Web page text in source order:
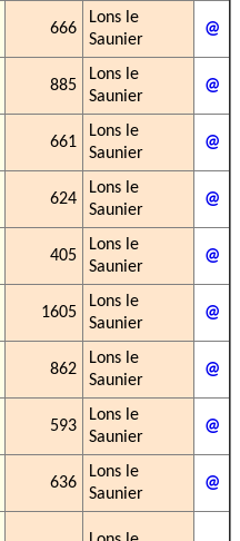
666
Lons le
Saunier
@
885
Lons le
Saunier
@
661
Lons le
Saunier
@
624
Lons le
Saunier
@
405
Lons le
Saunier
@
1605
Lons le
Saunier
@
862
Lons le
Saunier
@
593
Lons le
Saunier
@
636
Lons le
Saunier
@